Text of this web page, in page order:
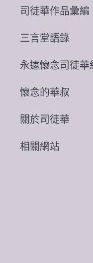
司徒華作品彙編
三言堂語錄
永遠懷念司徒華
懷念的華叔
關於司徒華
相關網站